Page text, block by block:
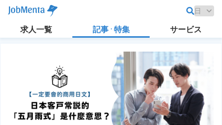
求人一覧 記事 · 特集 サービス